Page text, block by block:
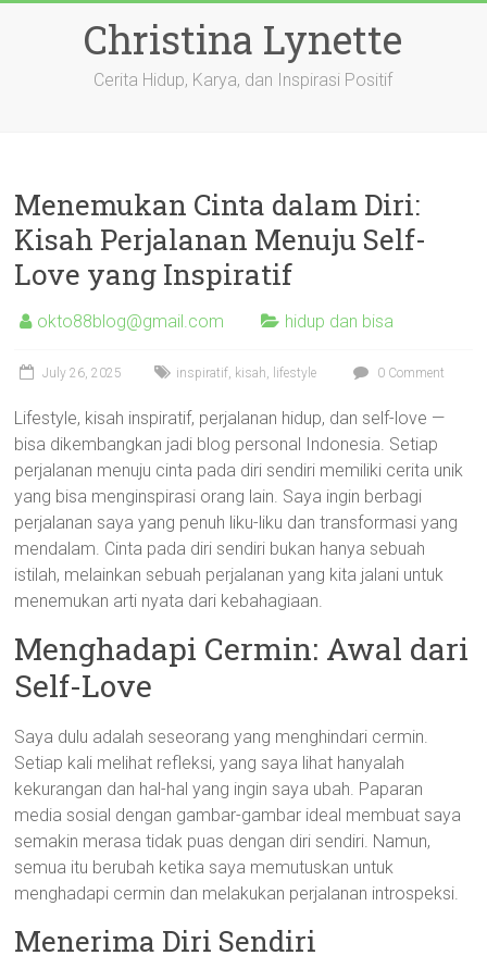
Christina Lynette
Cerita Hidup, Karya, dan Inspirasi Positif
Menemukan Cinta dalam Diri:
Kisah Perjalanan Menuju Self-
Love yang Inspiratif
okto88blog@gmail.com hidup dan bisa
July 26, 2025 inspiratif, kisah, lifestyle 0 Comment
Lifestyle, kisah inspiratif, perjalanan hidup, dan self-love —
bisa dikembangkan jadi blog personal Indonesia. Setiap
perjalanan menuju cinta pada diri sendiri memiliki cerita unik
yang bisa menginspirasi orang lain. Saya ingin berbagi
perjalanan saya yang penuh liku-liku dan transformasi yang
mendalam. Cinta pada diri sendiri bukan hanya sebuah
istilah, melainkan sebuah perjalanan yang kita jalani untuk
menemukan arti nyata dari kebahagiaan.
Menghadapi Cermin: Awal dari
Self-Love
Saya dulu adalah seseorang yang menghindari cermin.
Setiap kali melihat refleksi, yang saya lihat hanyalah
kekurangan dan hal-hal yang ingin saya ubah. Paparan
media sosial dengan gambar-gambar ideal membuat saya
semakin merasa tidak puas dengan diri sendiri. Namun,
semua itu berubah ketika saya memutuskan untuk
menghadapi cermin dan melakukan perjalanan introspeksi.
Menerima Diri Sendiri